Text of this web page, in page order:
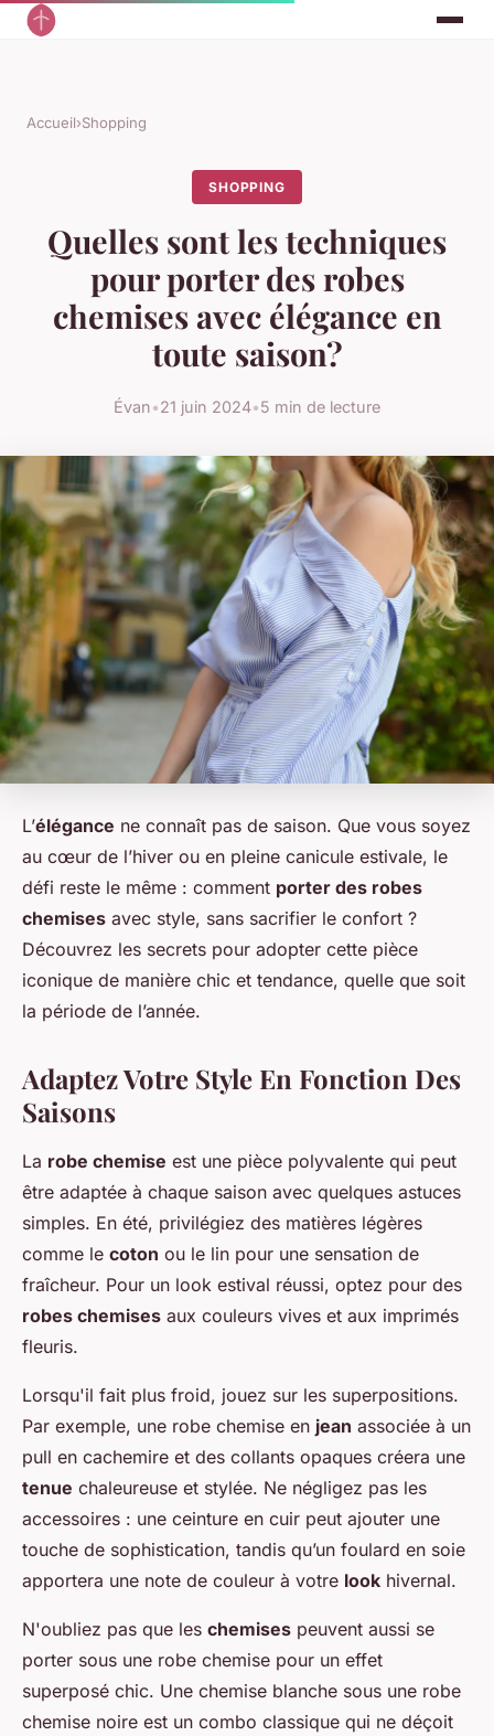
Accueil›Shopping
SHOPPING
Quelles sont les techniques
pour porter des robes
chemises avec élégance en
toute saison?
Évan•21 juin 2024•5 min de lecture
L’élégance ne connaît pas de saison. Que vous soyez
au cœur de l’hiver ou en pleine canicule estivale, le
défi reste le même : comment porter des robes
chemises avec style, sans sacrifier le confort ?
Découvrez les secrets pour adopter cette pièce
iconique de manière chic et tendance, quelle que soit
la période de l’année.
Adaptez Votre Style En Fonction Des
Saisons
La robe chemise est une pièce polyvalente qui peut
être adaptée à chaque saison avec quelques astuces
simples. En été, privilégiez des matières légères
comme le coton ou le lin pour une sensation de
fraîcheur. Pour un look estival réussi, optez pour des
robes chemises aux couleurs vives et aux imprimés
fleuris.
Lorsqu'il fait plus froid, jouez sur les superpositions.
Par exemple, une robe chemise en jean associée à un
pull en cachemire et des collants opaques créera une
tenue chaleureuse et stylée. Ne négligez pas les
accessoires : une ceinture en cuir peut ajouter une
touche de sophistication, tandis qu’un foulard en soie
apportera une note de couleur à votre look hivernal.
N'oubliez pas que les chemises peuvent aussi se
porter sous une robe chemise pour un effet
superposé chic. Une chemise blanche sous une robe
chemise noire est un combo classique qui ne déçoit